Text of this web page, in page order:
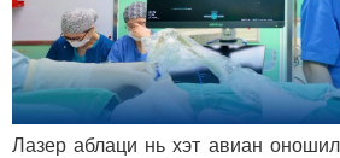
Лазер аблаци нь хэт авиан